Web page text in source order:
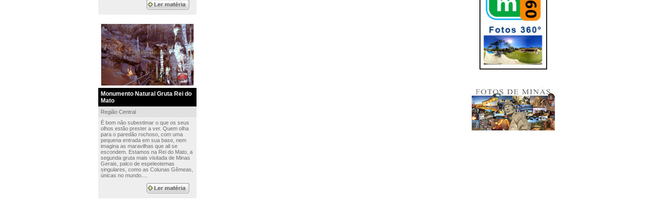
Monumento Natural Gruta Rei do
Mato
Região Central
É bom não subestimar o que os seus
olhos estão prester a ver. Quem olha
para o paredão rochoso, com uma
pequena entrada em sua base, nem
imagina as maravilhas que ali se
escondem. Estamos na Rei do Mato, a
segunda gruta mais visitada de Minas
Gerais, palco de espeleotemas
singulares, como as Colunas Gêmeas,
únicas no mundo....